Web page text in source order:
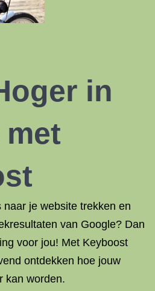
in
je website trekken en
van Google? Dan
voor jou! Met Keyboost
ontdekken hoe jouw
kan worden.